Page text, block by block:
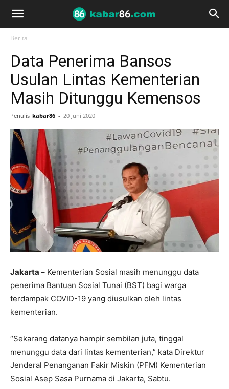
Berita
Data Penerima Bansos
Usulan Lintas Kementerian
Masih Ditunggu Kemensos
Penulis kabar86 - 20 Juni 2020
Jakarta – Kementerian Sosial masih menunggu data
penerima Bantuan Sosial Tunai (BST) bagi warga
terdampak COVID-19 yang diusulkan oleh lintas
kementerian.
“Sekarang datanya hampir sembilan juta, tinggal
menunggu data dari lintas kementerian,” kata Direktur
Jenderal Penanganan Fakir Miskin (PFM) Kementerian
Sosial Asep Sasa Purnama di Jakarta, Sabtu.